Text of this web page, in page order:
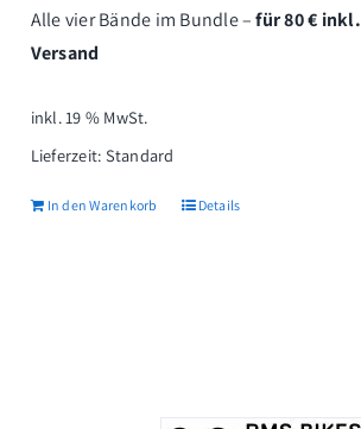
Alle vier Bände im Bundle –für 80 € inkl.
Versand
inkl. 19 % MwSt.
Lieferzeit: Standard
In den Warenkorb Details